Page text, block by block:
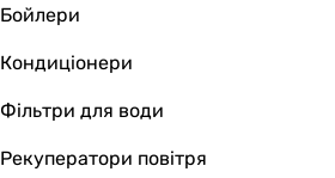
Бойлери
Кондиціонери
Фільтри для води
Рекуператори повітря